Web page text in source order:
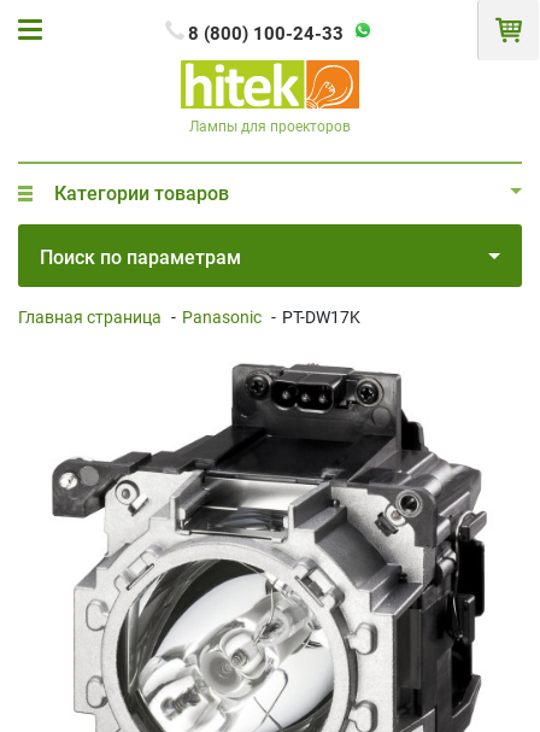
8 (800) 100-24-33
Лампы для проекторов
Категории товаров
Поиск по параметрам
Главная страница - Panasonic - PT-DW17K